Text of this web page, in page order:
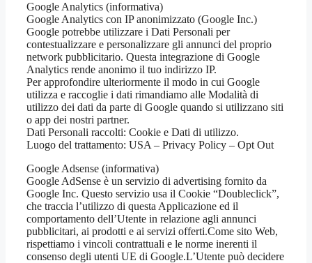
Google Analytics (informativa)
Google Analytics con IP anonimizzato (Google Inc.)
Google potrebbe utilizzare i Dati Personali per
contestualizzare e personalizzare gli annunci del proprio
network pubblicitario. Questa integrazione di Google
Analytics rende anonimo il tuo indirizzo IP.
Per approfondire ulteriormente il modo in cui Google
utilizza e raccoglie i dati rimandiamo alle Modalità di
utilizzo dei dati da parte di Google quando si utilizzano siti
o app dei nostri partner.
Dati Personali raccolti: Cookie e Dati di utilizzo.
Luogo del trattamento: USA – Privacy Policy – Opt Out
Google Adsense (informativa)
Google AdSense è un servizio di advertising fornito da
Google Inc. Questo servizio usa il Cookie “Doubleclick”,
che traccia l’utilizzo di questa Applicazione ed il
comportamento dell’Utente in relazione agli annunci
pubblicitari, ai prodotti e ai servizi offerti.Come sito Web,
rispettiamo i vincoli contrattuali e le norme inerenti il
consenso degli utenti UE di Google.L’Utente può decidere